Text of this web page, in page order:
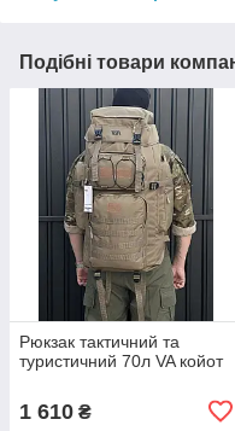
Подібні товари
Рюкзак тактичний та
туристичний 70л VA койот
1 610 ₴